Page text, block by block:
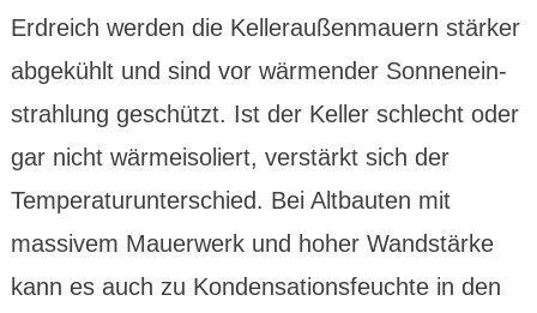
Erdreich werden die Keller­außen­mauern stärker
abge­kühlt und sind vor wärmen­der Sonnen­ein­
strah­lung geschützt. Ist der Keller schlecht oder
gar nicht wärme­isoliert, ver­stärkt sich der
Tempe­ratur­unter­schied. Bei Alt­bauten mit
massivem Mauer­werk und hoher Wand­stärke
kann es auch zu Konden­sations­feuchte in den